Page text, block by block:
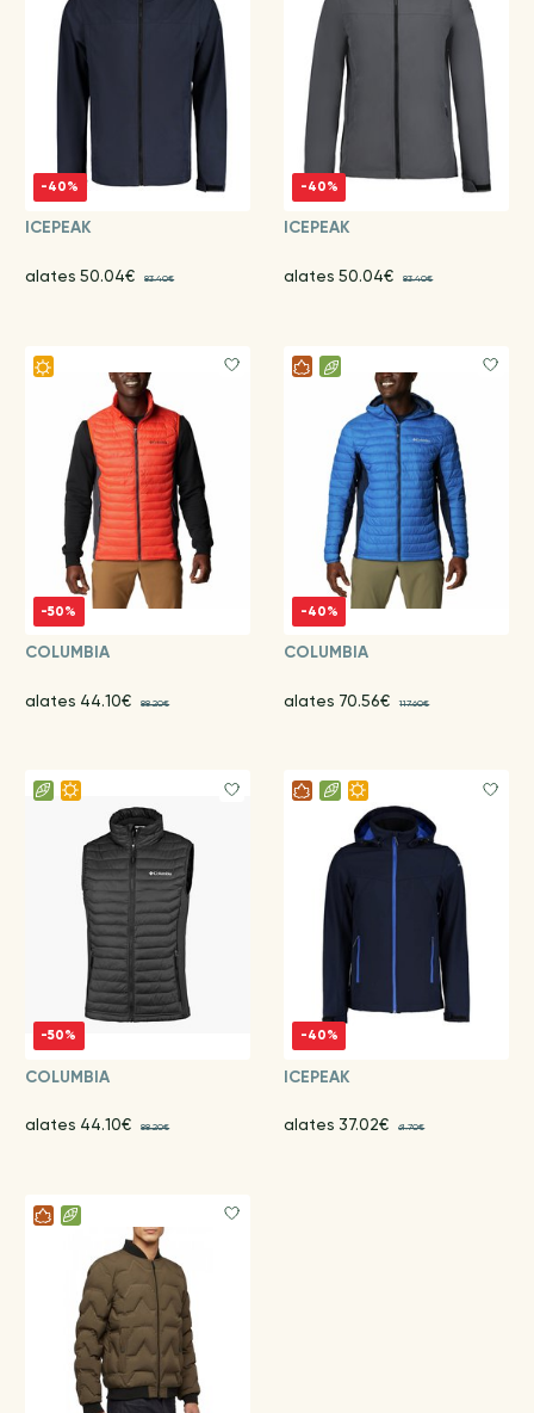
-40%
ICEPEAK
alates 50.04€ 83.40€
-40%
ICEPEAK
alates 50.04€ 83.40€
-50%
COLUMBIA
alates 44.10€ 88.20€
-40%
COLUMBIA
alates 70.56€ 117.60€
-50%
COLUMBIA
alates 44.10€ 88.20€
-40%
ICEPEAK
alates 37.02€ 61.70€